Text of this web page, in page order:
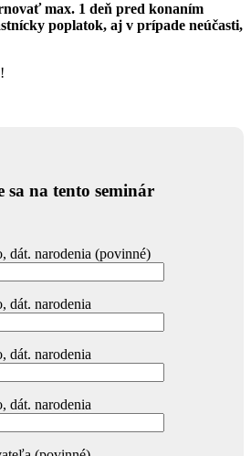
max. 1 deň pred konaním
poplatok, aj v prípade neúčasti,
sa na tento seminár
dát. narodenia (povinné)
dát. narodenia
dát. narodenia
dát. narodenia